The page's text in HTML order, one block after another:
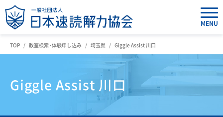
MENU
TOP 教室検索・体験申し込み 埼玉県 Giggle Assist 川口
Giggle Assist 川口